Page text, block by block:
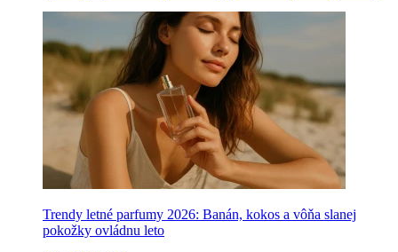
Trendy letné parfumy 2026: Banán, kokos a vôňa slanej
pokožky ovládnu leto